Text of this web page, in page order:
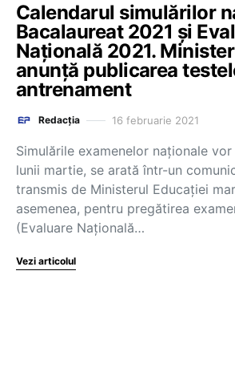
Calendarul simulărilor
Bacalaureat 2021 și
Națională 2021.
anunță publicarea
antrenament
Redacția 16 februarie 2021
Simulările examenelor naționale
lunii martie, se arată într-un
transmis de Ministerul Educației
asemenea, pentru pregătirea
(Evaluare Naţională…
Vezi articolul